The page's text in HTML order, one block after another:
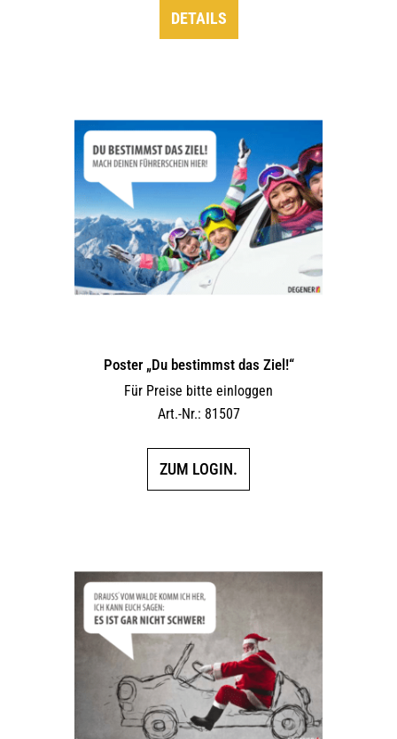
DETAILS
Poster „Du bestimmst das Ziel!“
Für Preise bitte einloggen
Art.-Nr.: 81507
ZUM LOGIN.